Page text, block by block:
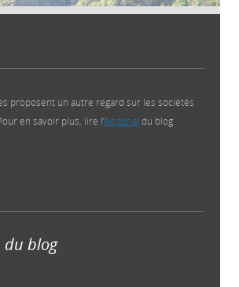
proposent un autre regard sur les sociétés
en savoir plus, lire l’éditorial du blog.
du blog